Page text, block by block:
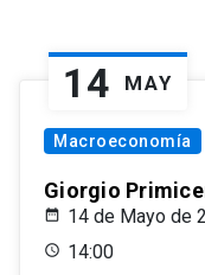
14 MAY
Macroeconomía
Giorgio
14 de Mayo de
14:00